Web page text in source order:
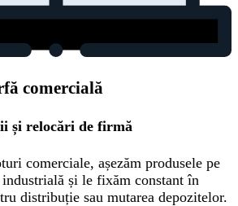
comercială
și relocări de firmă
comerciale, așezăm produsele pe
și le fixăm constant în
distribuție sau mutarea depozitelor.